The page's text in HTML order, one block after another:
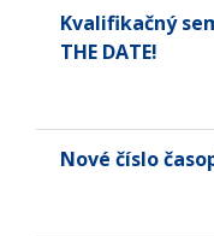
Kvalifikačný
THE DATE!
Nové číslo